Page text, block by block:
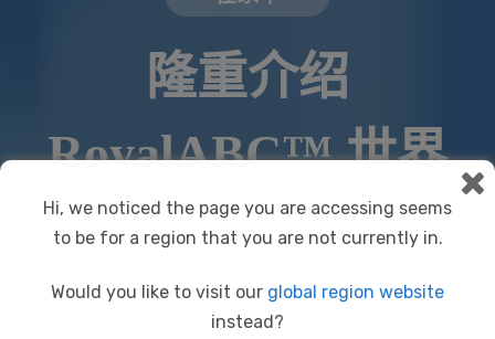
隆重介绍
RoyalABC™ 世界
一个引人入胜的3D沉浸式世界，将孩
子们在教室里的英语学习与在家的学
习联系起来。
Hi, we noticed the page you are accessing seems
to be for a region that you are not currently in.
Would you like to visit our global region website
instead?